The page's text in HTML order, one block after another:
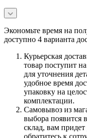
Экономьте время на
доступно 4 варианта
Курьерская
товар поступит
для уточнения
удобное время
упаковку на
комплектации.
Самовывоз из
выбора появится
склад, вам
обратитесь к